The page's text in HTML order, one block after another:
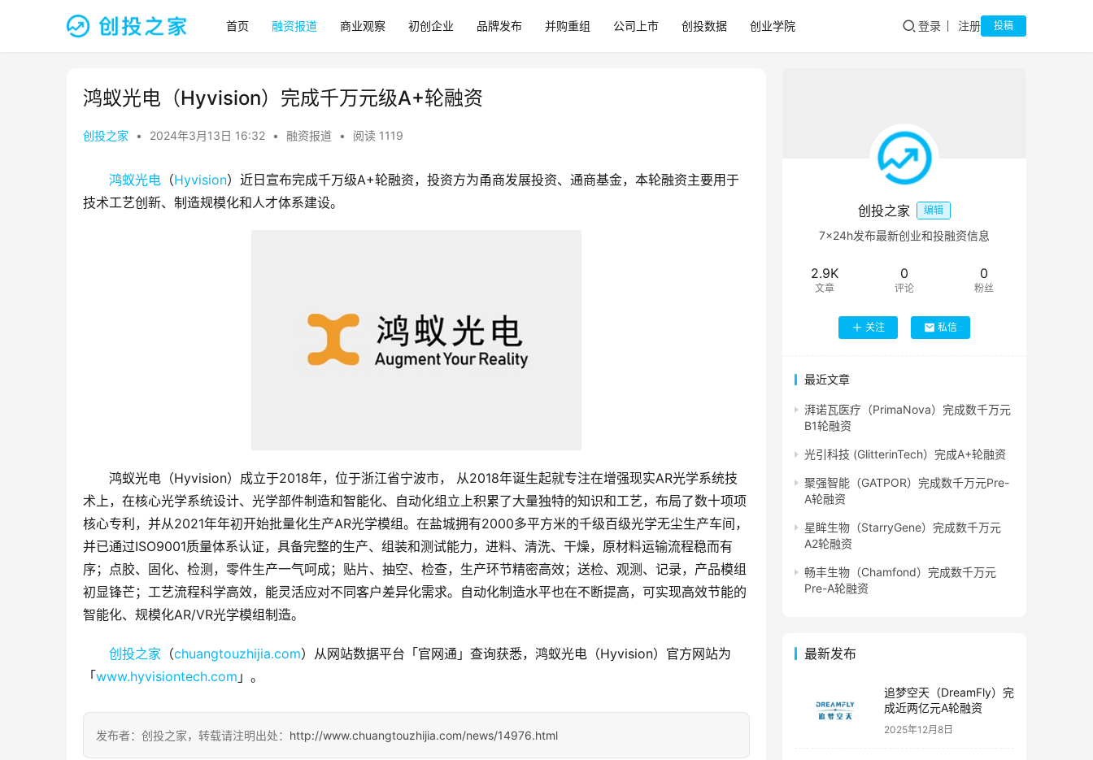
首页 融资报道 商业观察 初创企业 品牌发布 并购重组 公司上市 创投数据 创业学院 登录 注册 投稿
鸿蚁光电（Hyvision）完成千万元级A+轮融资
创投之家 • 2024年3月13日 16:32 • 融资报道 • 阅读 1119
鸿蚁光电 （Hyvision）近日宣布完成千万级A+轮融资，投资方为甬商发展投资、通商基金，本轮融资主要用于
技术工艺创新、制造规模化和人才体系建设。
鸿蚁光电（Hyvision）成立于2018年，位于浙江省宁波市， 从2018年诞生起就专注在增强现实AR光学系统技
术上，在核心光学系统设计、光学部件制造和智能化、自动化组立上积累了大量独特的知识和工艺，布局了数十项项
核心专利，并从2021年年初开始批量化生产AR光学模组。在盐城拥有2000多平方米的千级百级光学无尘生产车间，
并已通过ISO9001质量体系认证，具备完整的生产、组装和测试能力，进料、清洗、干燥，原材料运输流程稳而有
序；点胶、固化、检测，零件生产一气呵成；贴片、抽空、检查，生产环节精密高效；送检、观测、记录，产品模组
初显锋芒；工艺流程科学高效，能灵活应对不同客户差异化需求。自动化制造水平也在不断提高，可实现高效节能的
智能化、规模化AR/VR光学模组制造。
创投之家 （chuangtouzhijia.com）从网站数据平台「官网通」查询获悉，鸿蚁光电（Hyvision）官方网站为
「www.hyvisiontech.com 」。
发布者：创投之家，转载请注明出处： http://www.chuangtouzhijia.com/news/14976.html
创投之家 编辑
7×24h发布最新创业和投融资信息
2.9K
文章
0
评论
0
粉丝
关注 私信
最近文章
湃诺瓦医疗（PrimaNova）完成数千万元
B1轮融资
光引科技 (GlitterinTech）完成A+轮融资
聚强智能（GATPOR）完成数千万元Pre-
A轮融资
星眸生物（StarryGene）完成数千万元
A2轮融资
畅丰生物（Chamfond）完成数千万元
Pre-A轮融资
最新发布
追梦空天（DreamFly）完
成近两亿元A轮融资
2025年12月8日